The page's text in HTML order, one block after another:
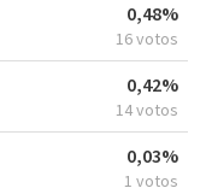
0,48%
16 votos
0,42%
14 votos
0,03%
1 votos